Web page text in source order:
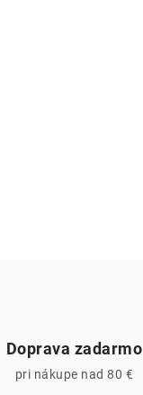
Doprava zadarmo
pri nákupe nad 80 €